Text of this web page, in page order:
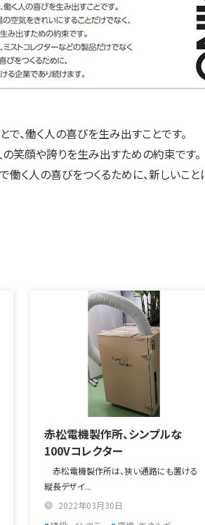
、働く人の喜びを生み出すことです。
笑顔や誇りを生み出すための約束です。
く人の喜びをつくるために、新しいこと
赤松電機製作所、シンプルな
100Vコレクター
赤松電機製作所は、狭い通路にも置ける
縦長デザイ...
2022年03月30日